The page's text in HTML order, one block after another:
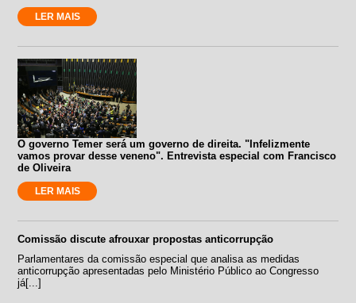
LER MAIS
O governo Temer será um governo de direita. "Infelizmente
vamos provar desse veneno". Entrevista especial com Francisco
de Oliveira
LER MAIS
Comissão discute afrouxar propostas anticorrupção
Parlamentares da comissão especial que analisa as medidas
anticorrupção apresentadas pelo Ministério Público ao Congresso
já[...]